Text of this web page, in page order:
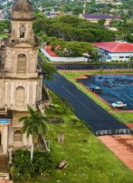
en beheren
uitbesteden
voor je team
voor groeiende
op maat
voor